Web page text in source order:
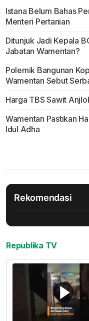
Istana Belum Bahas
Menteri Pertanian
Ditunjuk Jadi Kepala
Jabatan Wamentan?
Polemik Bangunan
Wamentan Sebut
Harga TBS Sawit
Wamentan Pastikan
Idul Adha
Rekomendasi
Republika TV